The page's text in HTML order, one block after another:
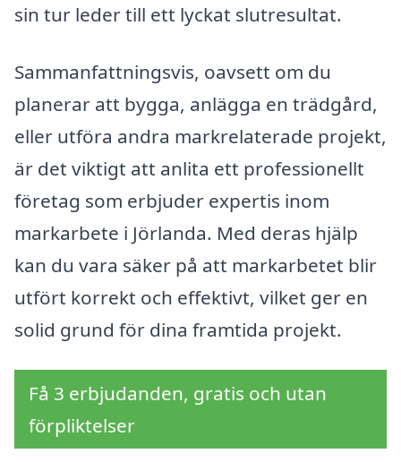
sin tur leder till ett lyckat slutresultat.
Sammanfattningsvis, oavsett om du
planerar att bygga, anlägga en trädgård,
eller utföra andra markrelaterade projekt,
är det viktigt att anlita ett professionellt
företag som erbjuder expertis inom
markarbete i Jörlanda. Med deras hjälp
kan du vara säker på att markarbetet blir
utfört korrekt och effektivt, vilket ger en
solid grund för dina framtida projekt.
Få 3 erbjudanden, gratis och utan
förpliktelser